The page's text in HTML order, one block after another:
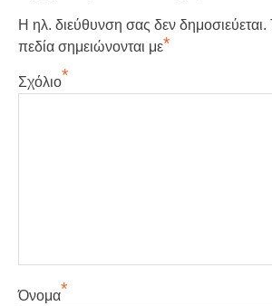
Η ηλ. διεύθυνση σας δεν δημοσιεύεται.
πεδία σημειώνονται με*
Σχόλιο*
Όνομα*